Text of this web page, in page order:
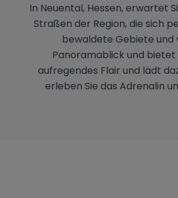
In Neuental, Hessen, erwartet
Straßen der Region, die sich
bewaldete Gebiete
Panoramablick und bietet
aufregendes Flair und lädt
erleben Sie das Adrenalin